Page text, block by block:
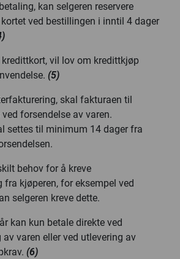
kan selgeren reservere
ved bestillingen i inntil 4 dager
vil lov om kredittkjøp
(5)
skal fakturaen til
forsendelse av varen.
settes til minimum 14 dager fra
behov for å kreve
kjøperen, for eksempel ved
selgeren kreve dette.
kan kun betale direkte ved
av varen eller ved utlevering av
(6)